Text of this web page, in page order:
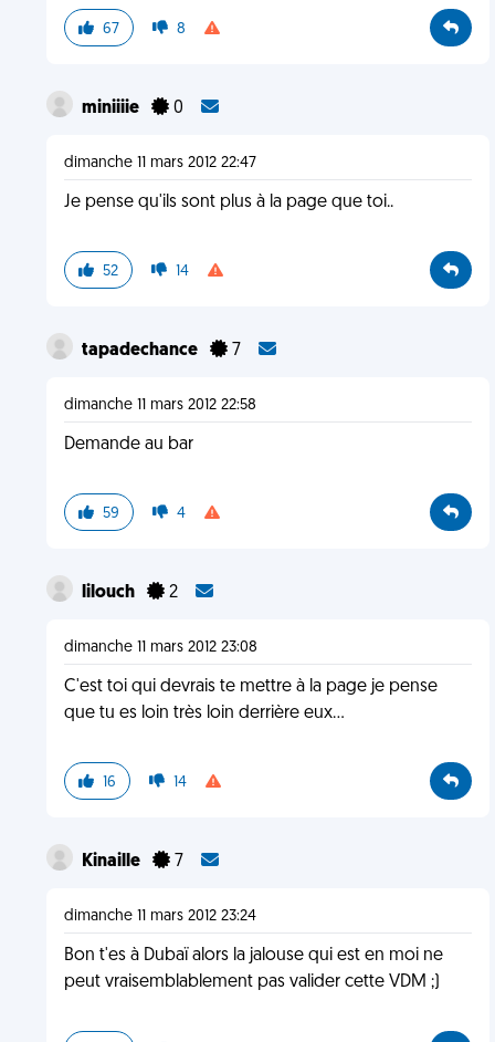
67 8
miniiiie 0
dimanche 11 mars 2012 22:47
Je pense qu'ils sont plus à la page que toi..
52 14
tapadechance 7
dimanche 11 mars 2012 22:58
Demande au bar
59 4
lilouch 2
dimanche 11 mars 2012 23:08
C'est toi qui devrais te mettre à la page je pense
que tu es loin très loin derrière eux...
16 14
Kinaille 7
dimanche 11 mars 2012 23:24
Bon t'es à Dubaï alors la jalouse qui est en moi ne
peut vraisemblablement pas valider cette VDM ;)